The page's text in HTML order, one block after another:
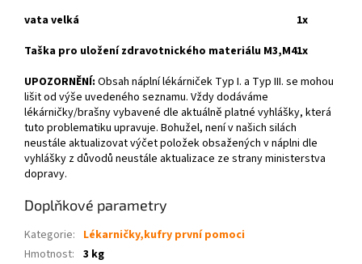
vata velká
1x
Taška pro uložení zdravotnického materiálu M3,M41x
UPOZORNĚNÍ: Obsah náplní lékárniček Typ I. a Typ III. se mohou
lišit od výše uvedeného seznamu. Vždy dodáváme
lékárničky/brašny vybavené dle aktuálně platné vyhlášky, která
tuto problematiku upravuje. Bohužel, není v našich silách
neustále aktualizovat výčet položek obsažených v náplni dle
vyhlášky z důvodů neustále aktualizace ze strany ministerstva
dopravy.
Doplňkové parametry
Kategorie: Lékarničky,kufry první pomoci
Hmotnost: 3 kg